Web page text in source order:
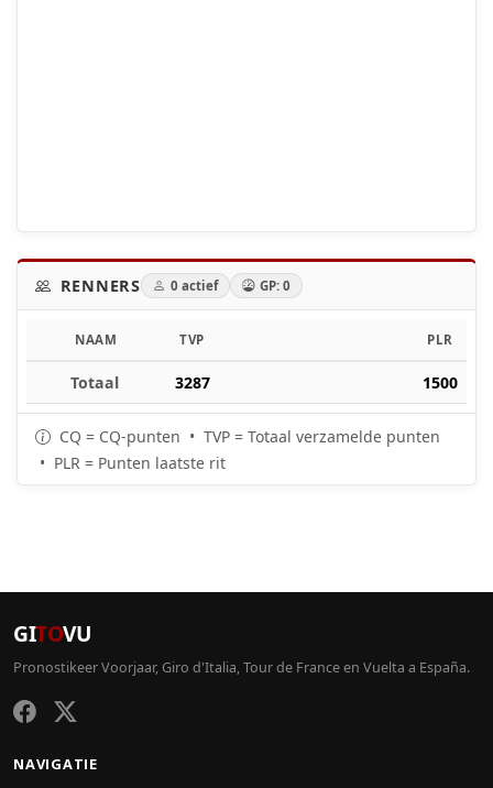
RENNERS 0 actief GP: 0
NAAM TVP PLR
Totaal 3287 1500
CQ = CQ-punten • TVP = Totaal verzamelde punten
• PLR = Punten laatste rit
GITOVU
Pronostikeer Voorjaar, Giro d'Italia, Tour de France en Vuelta a España.
NAVIGATIE